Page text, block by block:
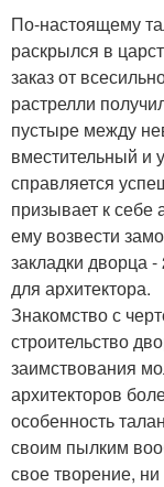
По-настоящему
раскрылся в
заказ от
растрелли
пустыре между
вместительный и
справляется
призывает к себе
ему возвести
закладки дворца
для архитектора.
Знакомство с
строительство
заимствования
архитекторов
особенность
своим пылким
свое творение,